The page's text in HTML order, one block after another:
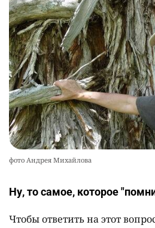
фото Андрея Михайлова
Ну, то самое, которое
Чтобы ответить на этот